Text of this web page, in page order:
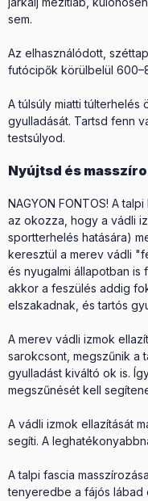
sem.
Az elhasználódott,
futócipők körülbelül
A túlsúly miatti túlterhelés
gyulladását. Tartsd fenn
testsúlyod.
Nyújtsd és
NAGYON FONTOS! A
az okozza, hogy a vádli
sportterhelés hatására)
keresztül a merev vádli
és nyugalmi állapotban is
akkor a feszülés addig
elszakadnak, és tartós
A merev vádli izmok
sarokcsont, megszűnik a
gyulladást kiváltó ok is.
megszűnését kell
A vádli izmok ellazítását
segíti. A
A talpi fascia
tenyeredbe a fájós lábad